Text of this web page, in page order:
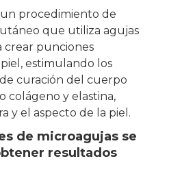
procedimiento de
que utiliza agujas
crear punciones
estimulando los
curación del cuerpo
colágeno y elastina,
y el aspecto de la piel.
de microagujas se
resultados